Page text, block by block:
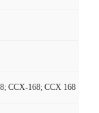
CCX-168; CCX 168